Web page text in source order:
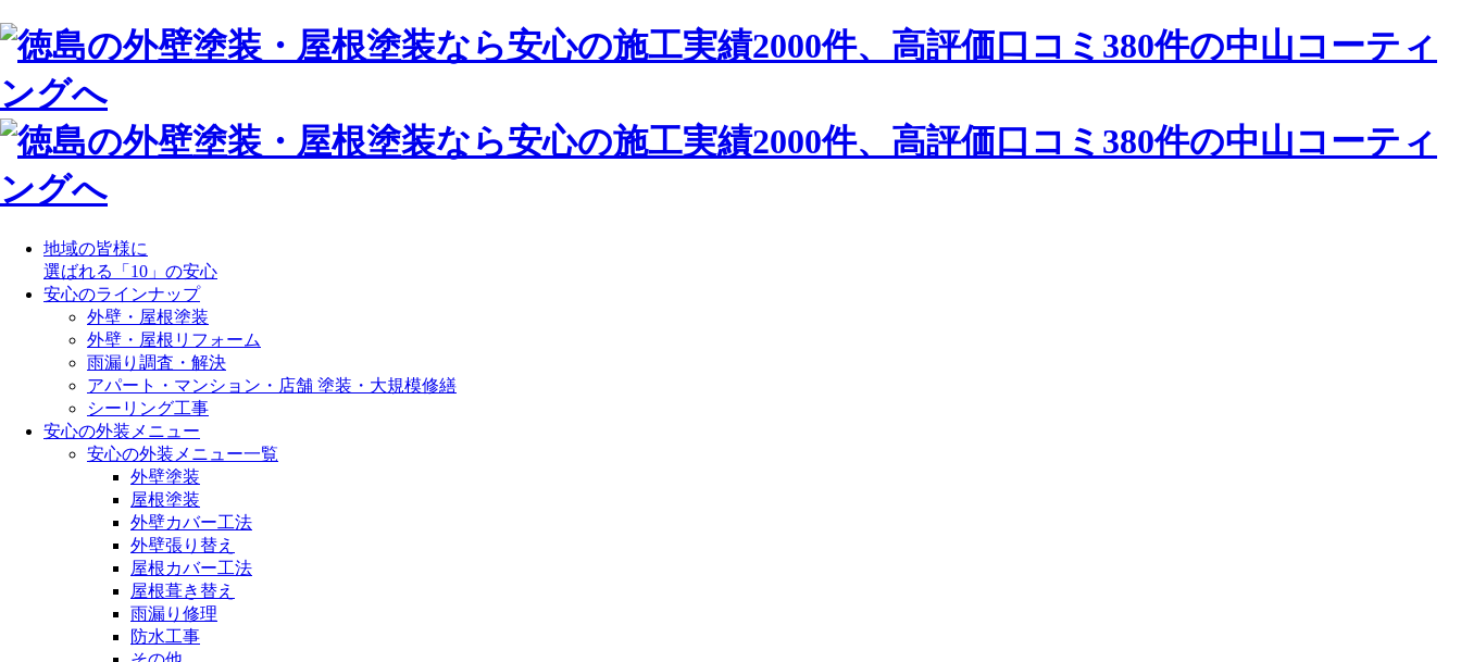
地域の皆様に
選ばれる「10」の安心
安心のラインナップ
外壁・屋根塗装
外壁・屋根リフォーム
雨漏り調査・解決
アパート・マンション・店舗 塗装・大規模修繕
シーリング工事
安心の外装メニュー
安心の外装メニュー一覧
外壁塗装
屋根塗装
外壁カバー工法
外壁張り替え
屋根カバー工法
屋根葺き替え
雨漏り修理
防水工事